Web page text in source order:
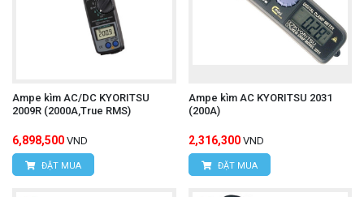
điện trong các thiết bị viễn thông, hệ thống báo
Đo dòng điện thấp chính xác: Khả năng đo dòng
mA là ưu điểm lớn, giúp phát hiện các lỗi nhỏ
hoặc rò rỉ dòng điện.
Ampe kìm AC/DC KYORITSU
2009R (2000A,True RMS)
6,898,500 VND
ĐẶT MUA
Ampe kìm AC KYORITSU 2031
(200A)
2,316,300 VND
ĐẶT MUA